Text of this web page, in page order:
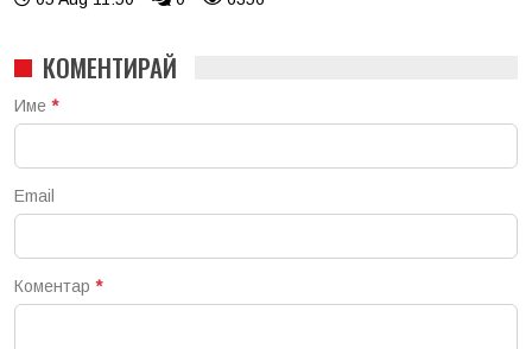
КОМЕНТИРАЙ
Име *
Email
Коментар *